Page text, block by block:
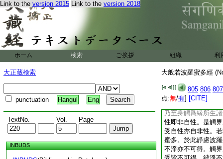
Link to the version 2015 Link to the version 2018
ホーム 検索 ご挨拶 組織 利
大正蔵検索
punctuation Hangul Eng
TextNo. Vol. Page
INBUDS
大般若波羅蜜多經
805 806 807
点:無/有] [CITE]
性空。是身界自性
觸爲縁所生諸受自
即是靜慮波羅蜜多
界不可得。彼我無
可得。所以者何。
況有彼我與無我。
靜慮波羅蜜多。復
靜慮波羅蜜多。不
應觀觸界身識界及
若淨若不淨。何以
界身識界及身觸身
乃至身觸爲縁所生
性即非自性。是觸
受自性亦自非性。
蜜多。於此靜慮波
不淨亦不可得。觸